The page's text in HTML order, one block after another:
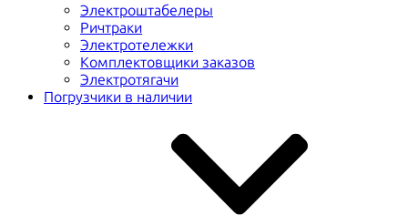
Электроштабелеры
Ричтраки
Электротележки
Комплектовщики заказов
Электротягачи
Погрузчики в наличии